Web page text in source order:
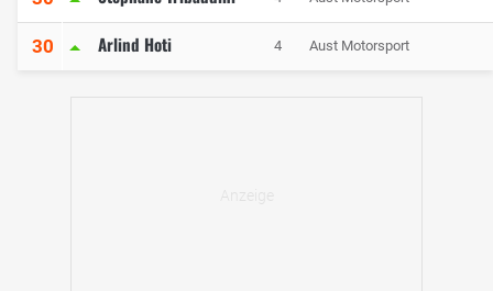
30 Arlind Hoti 4 Aust Motorsport